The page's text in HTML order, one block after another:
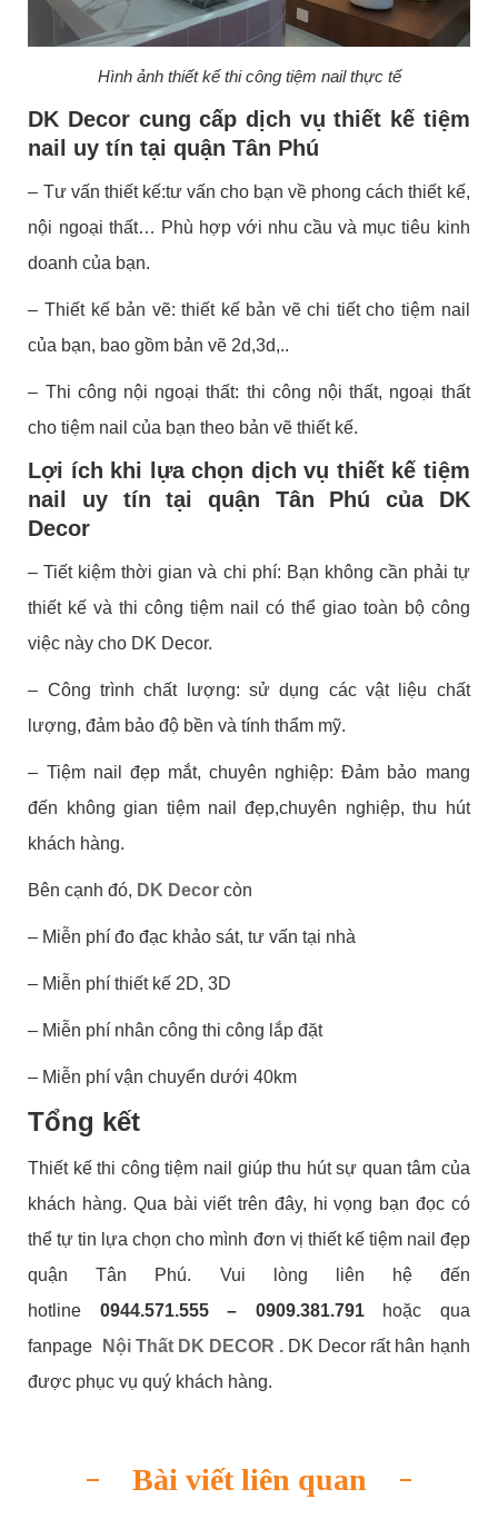
Hình ảnh thiết kế thi công tiệm nail thực tế
DK Decor cung cấp dịch vụ thiết kế tiệm
nail uy tín tại quận Tân Phú
– Tư vấn thiết kế:tư vấn cho bạn về phong cách thiết kế,
nội ngoại thất… Phù hợp với nhu cầu và mục tiêu kinh
doanh của bạn.
– Thiết kế bản vẽ: thiết kế bản vẽ chi tiết cho tiệm nail
của bạn, bao gồm bản vẽ 2d,3d,..
– Thi công nội ngoại thất: thi công nội thất, ngoại thất
cho tiệm nail của bạn theo bản vẽ thiết kế.
Lợi ích khi lựa chọn dịch vụ thiết kế tiệm
nail uy tín tại quận Tân Phú của DK
Decor
– Tiết kiệm thời gian và chi phí: Bạn không cần phải tự
thiết kế và thi công tiệm nail có thể giao toàn bộ công
việc này cho DK Decor.
– Công trình chất lượng: sử dụng các vật liệu chất
lượng, đảm bảo độ bền và tính thẩm mỹ.
– Tiệm nail đẹp mắt, chuyên nghiệp: Đảm bảo mang
đến không gian tiệm nail đẹp,chuyên nghiệp, thu hút
khách hàng.
Bên cạnh đó, DK Decor còn
– Miễn phí đo đạc khảo sát, tư vấn tại nhà
– Miễn phí thiết kế 2D, 3D
– Miễn phí nhân công thi công lắp đặt
– Miễn phí vận chuyển dưới 40km
Tổng kết
Thiết kế thi công tiệm nail giúp thu hút sự quan tâm của
khách hàng. Qua bài viết trên đây, hi vọng bạn đọc có
thể tự tin lựa chọn cho mình đơn vị thiết kế tiệm nail đẹp
quận Tân Phú. Vui lòng liên hệ đến
hotline 0944.571.555 – 0909.381.791
hoặc qua
fanpage Nội Thất DK DECOR . DK Decor rất hân hạnh
được phục vụ quý khách hàng.
Bài viết liên quan